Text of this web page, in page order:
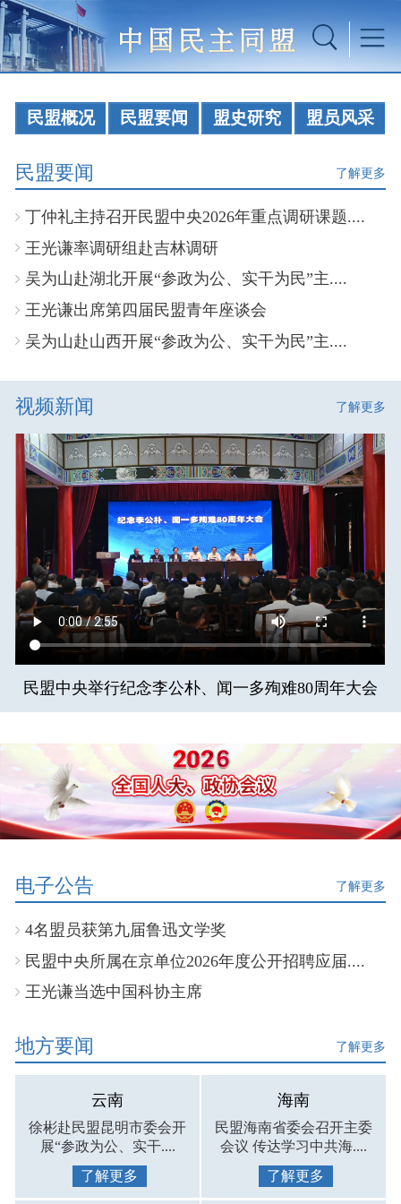
民盟概况 民盟要闻 盟史研究 盟员风采
民盟要闻 了解更多
丁仲礼主持召开民盟中央2026年重点调研课题....
王光谦率调研组赴吉林调研
吴为山赴湖北开展“参政为公、实干为民”主....
王光谦出席第四届民盟青年座谈会
吴为山赴山西开展“参政为公、实干为民”主....
视频新闻 了解更多
民盟中央举行纪念李公朴、闻一多殉难80周年大会
电子公告 了解更多
4名盟员获第九届鲁迅文学奖
民盟中央所属在京单位2026年度公开招聘应届....
王光谦当选中国科协主席
地方要闻 了解更多
云南
徐彬赴民盟昆明市委会开
展“参政为公、实干....
了解更多
海南
民盟海南省委会召开主委
会议 传达学习中共海....
了解更多